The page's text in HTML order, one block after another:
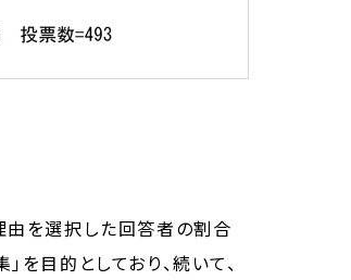
由を選択した回答者の割合
目的としており、続いて、